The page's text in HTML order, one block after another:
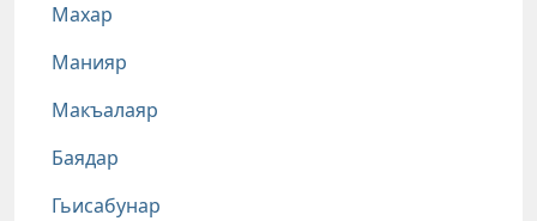
Махар
Манияр
Макъалаяр
Баядар
Гьисабунар